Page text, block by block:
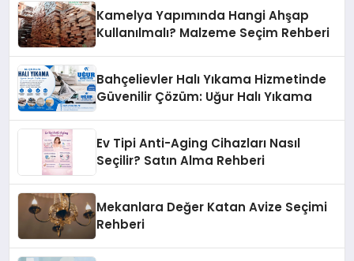
Kamelya Yapımında Hangi Ahşap
Kullanılmalı? Malzeme Seçim Rehberi
Bahçelievler Halı Yıkama Hizmetinde
Güvenilir Çözüm: Uğur Halı Yıkama
Ev Tipi Anti-Aging Cihazları Nasıl
Seçilir? Satın Alma Rehberi
Mekanlara Değer Katan Avize Seçimi
Rehberi